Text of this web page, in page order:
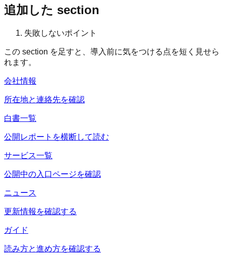
追加した section
失敗しないポイント
この section を足すと、導入前に気をつける点を短く見せら
れます。
会社情報
所在地と連絡先を確認
白書一覧
公開レポートを横断して読む
サービス一覧
公開中の入口ページを確認
ニュース
更新情報を確認する
ガイド
読み方と進め方を確認する